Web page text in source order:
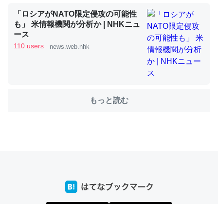
これを元に考えるとカルシウムを大量に使う脊椎動物と貝
類は苦労してるんだな…。腹足類だと殻を無くしてナメク
ジになったり努力してるし。
─ニュース :: 【研究発表】昆虫学の大問題＝「昆虫はなぜ海にいな
「ロシアがNATO限定侵攻の可能性
も」 米情報機関が分析か | NHKニュ
ース
110 users news.web.nhk
もっと読む